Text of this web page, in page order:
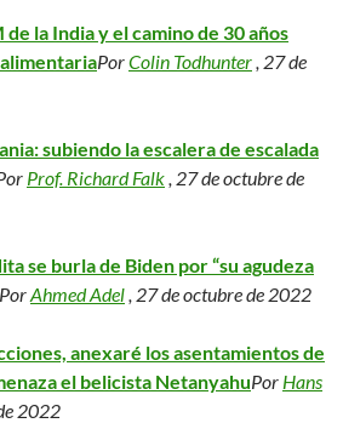
de la India y el camino de 30 años
PorColin Todhunter, 27 de
subiendo la escalera de escalada
Prof. Richard Falk, 27 de octubre de
se burla de Biden por “su agudeza
PorAhmed Adel, 27 de octubre de 2022
anexaré los asentamientos de
el belicista NetanyahuPor Hans
2022